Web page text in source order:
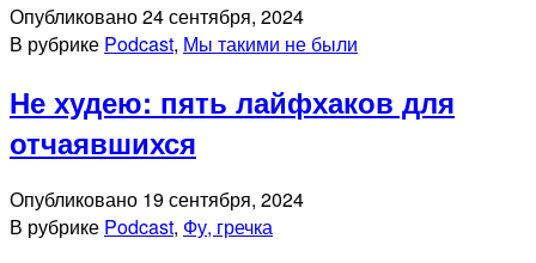
Опубликовано24 сентября, 2024
В рубрике Podcast, Мы такими не были
Не худею: пять лайфхаков для
отчаявшихся
Опубликовано 19 сентября, 2024
В рубрике Podcast, Фу, гречка